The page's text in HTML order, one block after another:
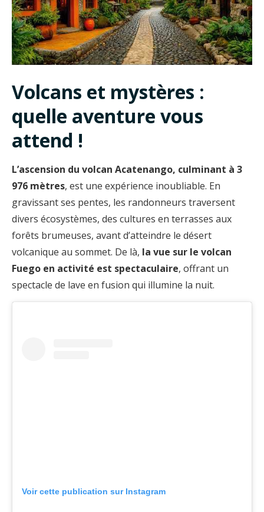
Volcans et mystères :
quelle aventure vous
attend !
L’ascension du volcan Acatenango, culminant à 3
976 mètres, est une expérience inoubliable. En
gravissant ses pentes, les randonneurs traversent
divers écosystèmes, des cultures en terrasses aux
forêts brumeuses, avant d’atteindre le désert
volcanique au sommet. De là, la vue sur le volcan
Fuego en activité est spectaculaire, offrant un
spectacle de lave en fusion qui illumine la nuit.
Voir cette publication sur Instagram